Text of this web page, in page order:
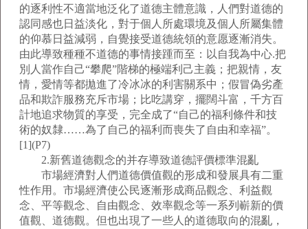
的逐利性不適當地泛化了道德主體意識，人們對道德的
認同感也日益淡化，對于個人所處環境及個人所屬集體
的仰慕日益減弱，自覺接受道德統領的意愿逐漸消失。
由此導致種種不道德的事情接踵而至：以自我為中心.把
別人當作自己“攀爬”階梯的極端利己主義；把親情，友
情，愛情等都拋進了冷冰冰的利害關系中；假冒偽劣產
品和欺詐服務充斥市場；比吃講穿，擺闊斗富，千方百
計地追求物質的享受，完全成了“自己的福利條件和技
術的奴隸……為了自己的福利而喪失了自由和幸福”。
[1](P7)
2.新舊道德觀念的并存導致道德評價標準混亂
市場經濟對人們道德價值觀的形成和發展具有二重
性作用。市場經濟使公民逐漸形成商品觀念、利益觀
念、平等觀念、自由觀念、效率觀念等一系列嶄新的價
值觀、道德觀。但也出現了一些人的道德取向的混亂，